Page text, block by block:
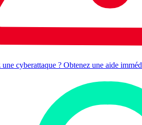
une cyberattaque ? Obtenez une aide